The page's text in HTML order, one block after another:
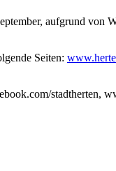
aufgrund von
Seiten:
stadtherten,